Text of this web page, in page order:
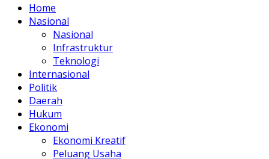
Home
Nasional
Nasional
Infrastruktur
Teknologi
Internasional
Politik
Daerah
Hukum
Ekonomi
Ekonomi Kreatif
Peluang Usaha